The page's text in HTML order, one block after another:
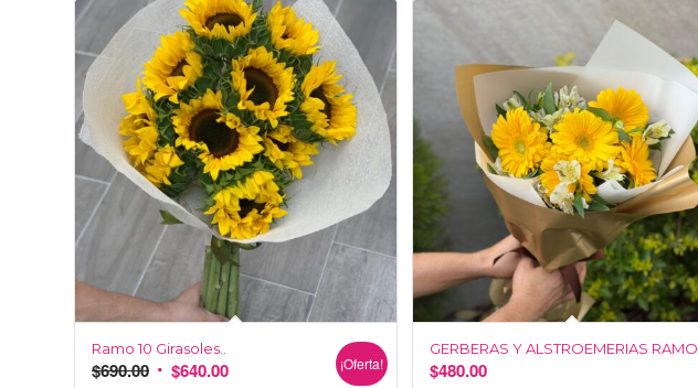
Ramo 10 Girasoles..
$690.00 $640.00 ¡Oferta!
GERBERAS Y ALSTROEMERIAS RAMO
$480.00